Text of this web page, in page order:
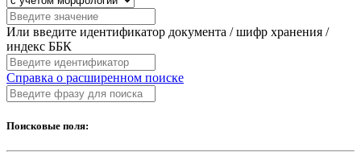
Или введите идентификатор документа / шифр хранения /
индекс ББК
Справка о расширенном поиске
Поисковые поля: